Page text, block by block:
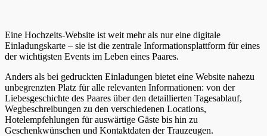
Eine Hochzeits-Website ist weit mehr als nur eine digitale
Einladungskarte – sie ist die zentrale Informationsplattform für eines
der wichtigsten Events im Leben eines Paares.
Anders als bei gedruckten Einladungen bietet eine Website nahezu
unbegrenzten Platz für alle relevanten Informationen: von der
Liebesgeschichte des Paares über den detaillierten Tagesablauf,
Wegbeschreibungen zu den verschiedenen Locations,
Hotelempfehlungen für auswärtige Gäste bis hin zu
Geschenkwünschen und Kontaktdaten der Trauzeugen.